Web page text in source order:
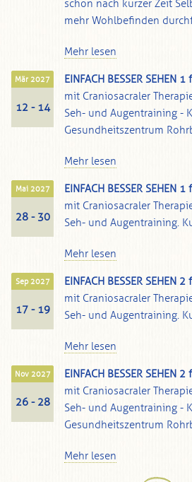
schon nach kurzer Zeit
mehr Wohlbefinden
Mehr lesen
Mär 2027
12 - 14
EINFACH BESSER SEHEN
mit Craniosacraler
Seh- und Augentraining -
Gesundheitszentrum
Mehr lesen
Mai 2027
28 - 30
EINFACH BESSER SEHEN
mit Craniosacraler
Seh- und Augentraining.
Mehr lesen
Sep 2027
17 - 19
EINFACH BESSER SEHEN
mit Craniosacraler
Seh- und Augentraining.
Mehr lesen
Nov 2027
26 - 28
EINFACH BESSER SEHEN
mit Craniosacraler
Seh- und Augentraining -
Gesundheitszentrum
Mehr lesen